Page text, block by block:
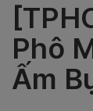
Phô
Ấm